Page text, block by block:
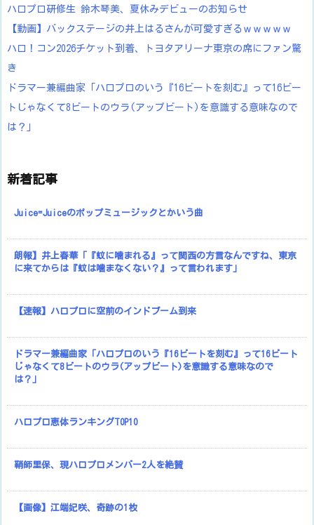
ハロプロ研修生 鈴木琴美、夏休みデビューのお知らせ
【動画】バックステージの井上はるさんが可愛すぎるｗｗｗｗｗ
ハロ！コン2026チケット到着、トヨタアリーナ東京の席にファン驚
き
ドラマー兼編曲家「ハロプロのいう『16ビートを刻む』って16ビー
トじゃなくて8ビートのウラ(アップビート)を意識する意味なので
は？」
新着記事
Juice=Juiceのポップミュージックとかいう曲
朗報】井上春華「『蚊に噛まれる』って関西の方言なんですね、東京
に来てからは『蚊は噛まなくない？』って言われます」
【速報】ハロプロに空前のインドブーム到来
ドラマー兼編曲家「ハロプロのいう『16ビートを刻む』って16ビート
じゃなくて8ビートのウラ(アップビート)を意識する意味なので
は？」
ハロプロ恵体ランキングTOP10
鞘師里保、現ハロプロメンバー2人を絶賛
【画像】江端妃咲、奇跡の1枚